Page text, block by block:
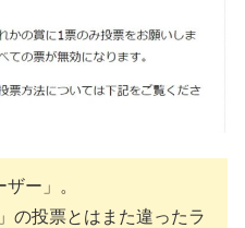
ー」。
の投票とはまた違ったラ